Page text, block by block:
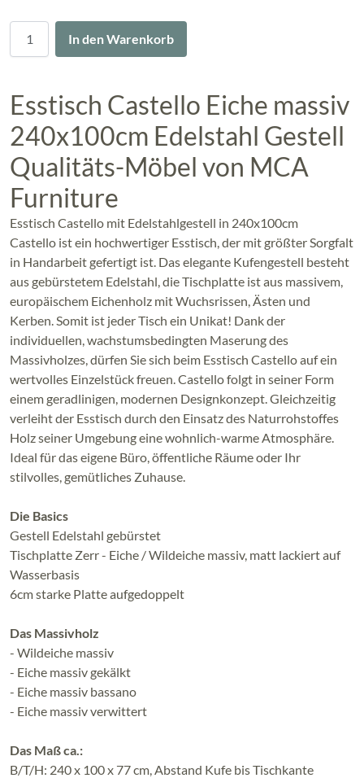
In den Warenkorb
Esstisch Castello Eiche massiv
240x100cm Edelstahl Gestell
Qualitäts-Möbel von MCA
Furniture
Esstisch Castello mit Edelstahlgestell in 240x100cm
Castello ist ein hochwertiger Esstisch, der mit größter Sorgfalt
in Handarbeit gefertigt ist. Das elegante Kufengestell besteht
aus gebürstetem Edelstahl, die Tischplatte ist aus massivem,
europäischem Eichenholz mit Wuchsrissen, Ästen und
Kerben. Somit ist jeder Tisch ein Unikat! Dank der
individuellen, wachstumsbedingten Maserung des
Massivholzes, dürfen Sie sich beim Esstisch Castello auf ein
wertvolles Einzelstück freuen. Castello folgt in seiner Form
einem geradlinigen, modernen Designkonzept. Gleichzeitig
verleiht der Esstisch durch den Einsatz des Naturrohstoffes
Holz seiner Umgebung eine wohnlich-warme Atmosphäre.
Ideal für das eigene Büro, öffentliche Räume oder Ihr
stilvolles, gemütliches Zuhause.
Die Basics
Gestell Edelstahl gebürstet
Tischplatte Zerr - Eiche / Wildeiche massiv, matt lackiert auf
Wasserbasis
6cm starke Platte aufgedoppelt
Das Massivholz
- Wildeiche massiv
- Eiche massiv gekälkt
- Eiche massiv bassano
- Eiche massiv verwittert
Das Maß ca.:
B/T/H: 240 x 100 x 77 cm, Abstand Kufe bis Tischkante